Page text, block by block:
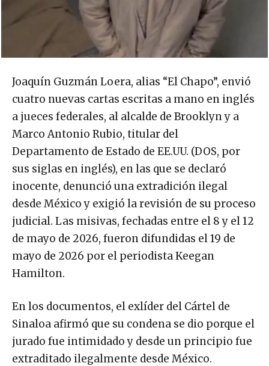
Joaquín Guzmán Loera, alias “El Chapo”, envió
cuatro nuevas cartas escritas a mano en inglés
a jueces federales, al alcalde de Brooklyn y a
Marco Antonio Rubio, titular del
Departamento de Estado de EE.UU. (DOS, por
sus siglas en inglés), en las que se declaró
inocente, denunció una extradición ilegal
desde México y exigió la revisión de su proceso
judicial. Las misivas, fechadas entre el 8 y el 12
de mayo de 2026, fueron difundidas el 19 de
mayo de 2026 por el periodista Keegan
Hamilton.
En los documentos, el exlíder del Cártel de
Sinaloa afirmó que su condena se dio porque el
jurado fue intimidado y desde un principio fue
extraditado ilegalmente desde México.